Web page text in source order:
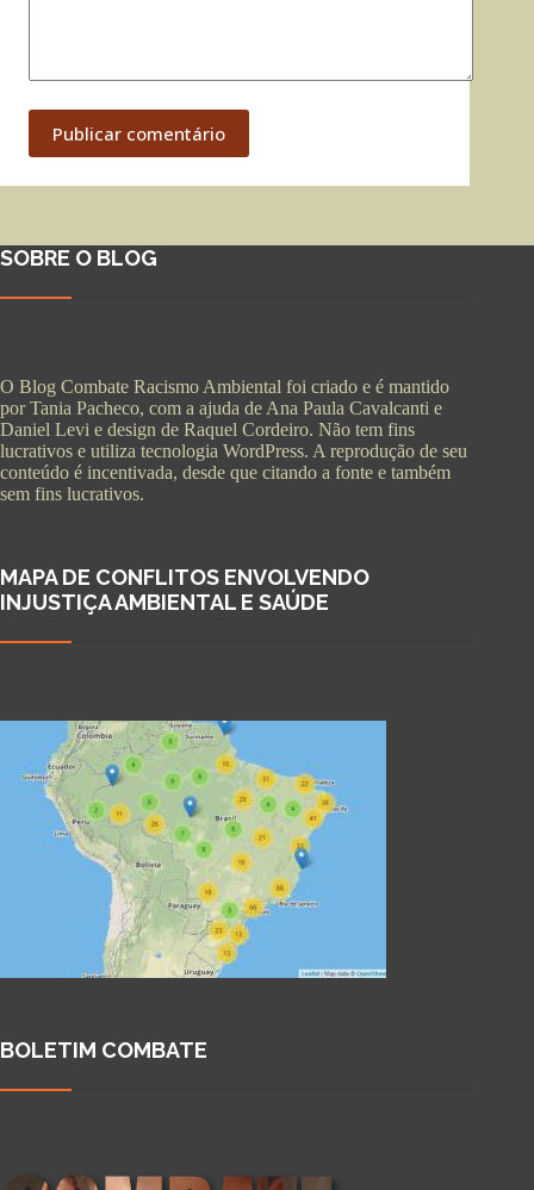
Publicar comentário
SOBRE O BLOG
O Blog Combate Racismo Ambiental foi criado e é mantido
por Tania Pacheco, com a ajuda de Ana Paula Cavalcanti e
Daniel Levi e design de Raquel Cordeiro. Não tem fins
lucrativos e utiliza tecnologia WordPress. A reprodução de seu
conteúdo é incentivada, desde que citando a fonte e também
sem fins lucrativos.
MAPA DE CONFLITOS ENVOLVENDO
INJUSTIÇA AMBIENTAL E SAÚDE
BOLETIM COMBATE